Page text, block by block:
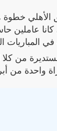
الأهلي
كانا
المباريات
من
واحدة من